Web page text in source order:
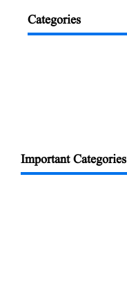
Categories
Important Categories